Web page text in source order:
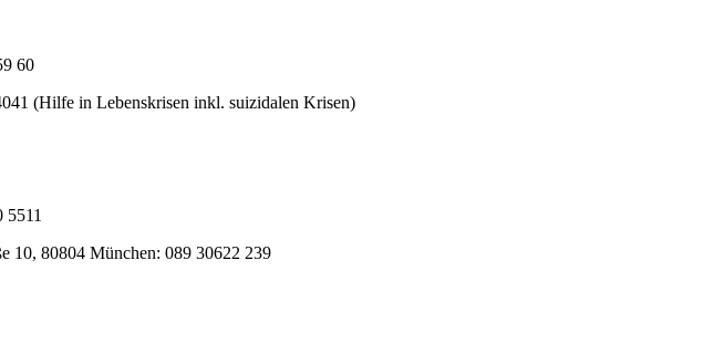
60
(Hilfe in Lebenskrisen inkl. suizidalen Krisen)
5511
10, 80804 München: 089 30622 239